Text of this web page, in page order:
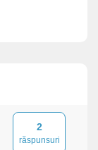
2
răspunsuri